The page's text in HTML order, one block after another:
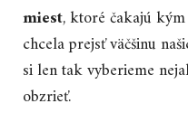
miest, ktoré čakajú
chcela prejsť väčšinu
si len tak vyberieme
obzrieť.